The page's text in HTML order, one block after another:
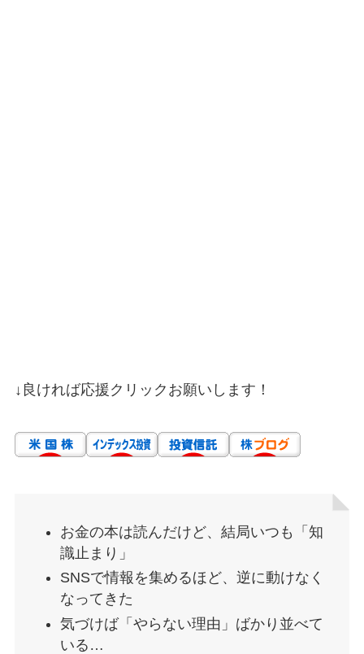
↓良ければ応援クリックお願いします！
お金の本は読んだけど、結局いつも「知
識止まり」
SNSで情報を集めるほど、逆に動けなく
なってきた
気づけば「やらない理由」ばかり並べて
いる…